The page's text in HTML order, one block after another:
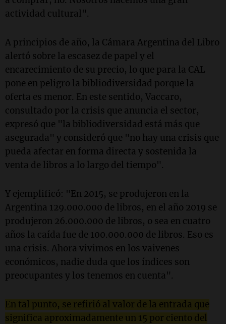
actividad cultural".
A principios de año, la Cámara Argentina del Libro
alertó sobre la escasez de papel y el
encarecimiento de su precio, lo que para la CAL
pone en peligro la bibliodiversidad porque la
oferta es menor. En este sentido, Vaccaro,
consultado por la crisis que anuncia el sector,
expresó que "la bibliodiversidad está más que
asegurada" y consideró que "no hay una crisis que
pueda afectar en forma directa y sostenida la
venta de libros a lo largo del tiempo".
Y ejemplificó: "En 2015, se produjeron en la
Argentina 129.000.000 de libros, en el año 2019 se
produjeron 26.000.000 de libros, o sea en cuatro
años la caída fue de 100.000.000 de libros. Eso es
una crisis. Ahora vivimos en los vaivenes
económicos, nadie duda que los índices son
preocupantes y los tenemos en cuenta".
En tal punto, se refirió al valor de la entrada que
significa aproximadamente un 15 por ciento del